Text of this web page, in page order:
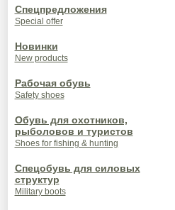
Спецпредложения
Special offer
Новинки
New products
Рабочая обувь
Safety shoes
Обувь для охотников,
рыболовов и туристов
Shoes for fishing & hunting
Спецобувь для силовых
структур
Military boots